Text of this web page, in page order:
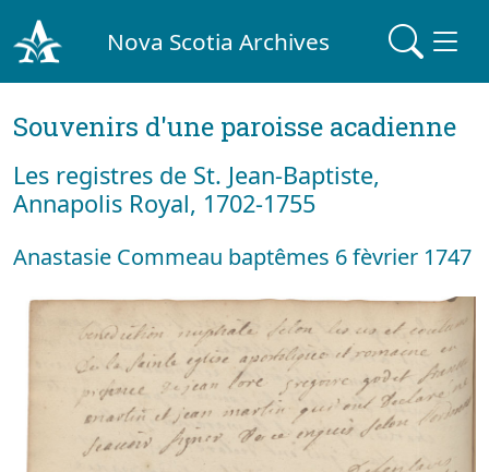
Nova Scotia Archives
Souvenirs d'une paroisse acadienne
Les registres de St. Jean-Baptiste,
Annapolis Royal, 1702-1755
Anastasie Commeau baptêmes 6 fèvrier 1747